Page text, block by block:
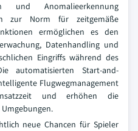
und Anomalieerkennung
zur Norm für zeitgemäße
ermöglichen es den
Datenhandling und
Eingriffs während des
automatisierten Start-and-
Flugwegmanagement
und erhöhen die
neue Chancen für Spieler